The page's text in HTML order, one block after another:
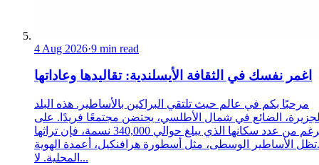
4 Aug 2026·9 min read
اغمر نفسك في الثقافة الأيسلندية: تقاليدها وعاداتها
مرحبًا بكم في عالم حيث تلتقي البراكين بالأساطير. هذه البلد
الضائع في شمال الأطلسي، يحتضن مجتمعًا فريدًا. على
الرغم من عدد سكانها الذي يبلغ حوالي 340,000 نسمة، فإن تراثها
الأساطير الوسطى، مثل أسطورة هرافنكيل، أعمدة الهوية
المحلية. لا...